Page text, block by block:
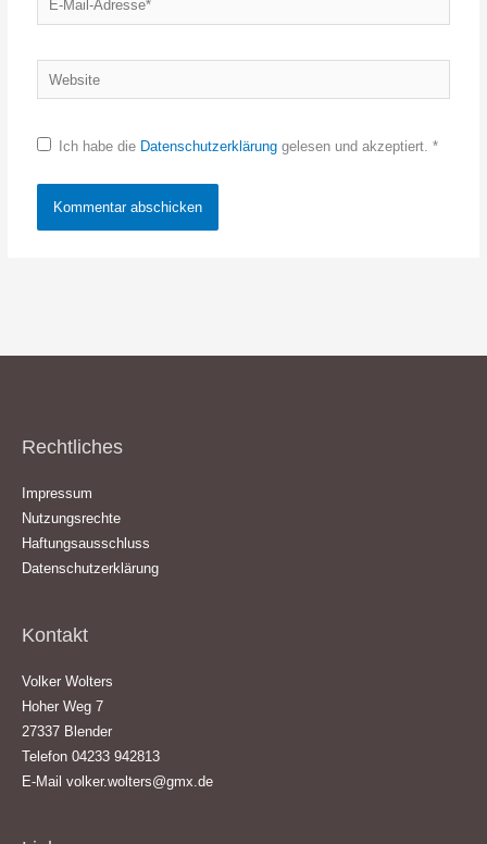
Mail-
Website
Ich habe die Datenschutzerklärunggelesen und akzeptiert. *
Rechtliches
Impressum
Nutzungsrechte
Haftungsausschluss
Datenschutzerklärung
Kontakt
Volker Wolters
Hoher Weg 7
27337 Blender
Telefon 04233 942813
E-Mail volker.wolters@gmx.de